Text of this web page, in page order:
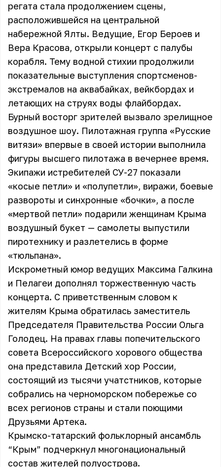
регата стала продолжением сцены,
расположившейся на центральной
набережной Ялты. Ведущие, Егор Бероев и
Вера Красова, открыли концерт с палубы
корабля. Тему водной стихии продолжили
показательные выступления спортсменов-
экстремалов на аквабайках, вейкбордах и
летающих на струях воды флайбордах.
Бурный восторг зрителей вызвало зрелищное
воздушное шоу. Пилотажная группа «Русские
витязи» впервые в своей истории выполнила
фигуры высшего пилотажа в вечернее время.
Экипажи истребителей СУ-27 показали
«косые петли» и «полупетли», виражи, боевые
развороты и синхронные «бочки», а после
«мертвой петли» подарили женщинам Крыма
воздушный букет — самолеты выпустили
пиротехнику и разлетелись в форме
«тюльпана».
Искрометный юмор ведущих Максима Галкина
и Пелагеи дополнял торжественную часть
концерта. С приветственным словом к
жителям Крыма обратилась заместитель
Председателя Правительства России Ольга
Голодец. На правах главы попечительского
совета Всероссийского хорового общества
она представила Детский хор России,
состоящий из тысячи учатстников, которые
собрались на черноморском побережье со
всех регионов страны и стали поющими
Друзьями Артека.
Крымско-татарский фольклорный ансамбль
“Крым” подчеркнул многонациональный
состав жителей полуострова.